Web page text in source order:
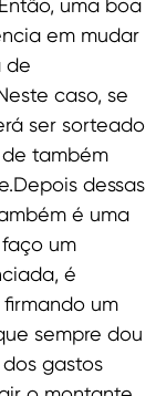
uma boa
em mudar
de
caso, se
ser sorteado
também
dessas
é uma
um
é
um
sempre dou
gastos